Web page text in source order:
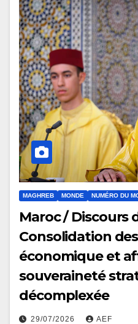
MAGHREB MONDE NUMÉRO DU
Maroc / Discours
Consolidation
économique et
souveraineté
décomplexée
29/07/2026 AEF